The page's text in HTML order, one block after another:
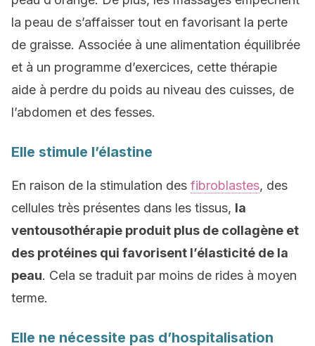
la peau de s’affaisser tout en favorisant la perte
de graisse. Associée à une alimentation équilibrée
et à un programme d’exercices, cette thérapie
aide à perdre du poids au niveau des cuisses, de
l’abdomen et des fesses.
Elle stimule l’élastine
En raison de la stimulation des fibroblastes, des
cellules très présentes dans les tissus, la
ventousothérapie produit plus de collagène et
des protéines qui favorisent l’élasticité de la
peau. Cela se traduit par moins de rides à moyen
terme.
Elle ne nécessite pas d’hospitalisation